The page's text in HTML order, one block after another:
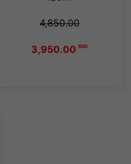
4,850.00
3,950.00 RSD